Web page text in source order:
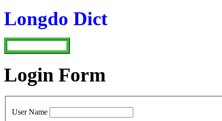
Longdo Dict
Login Form
User Name